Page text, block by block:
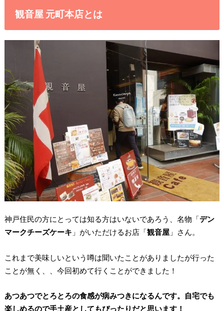
観音屋 元町本店とは
神戸住民の方にとっては知る方はいないであろう、名物「デン
マークチーズケーキ 」がいただけるお店「観音屋」さん。
これまで美味しいという噂は聞いたことがありましたが行った
ことが無く、、今回初めて行くことができました！
あつあつでとろとろの食感が病みつきになるんです。自宅でも
楽しめるので手土産としてもぴったりだと思います！